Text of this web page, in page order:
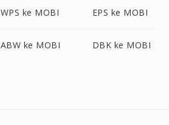
WPS ke MOBI EPS ke MOBI
ABW ke MOBI DBK ke MOBI